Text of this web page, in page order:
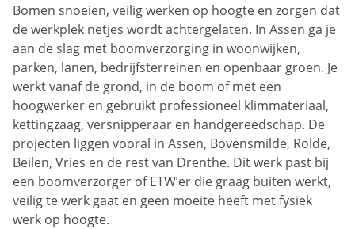
Bomen snoeien, veilig werken op hoogte en zorgen dat
de werkplek netjes wordt achtergelaten. In Assen ga je
aan de slag met boomverzorging in woonwijken,
parken, lanen, bedrijfsterreinen en openbaar groen. Je
werkt vanaf de grond, in de boom of met een
hoogwerker en gebruikt professioneel klimmateriaal,
kettingzaag, versnipperaar en handgereedschap. De
projecten liggen vooral in Assen, Bovensmilde, Rolde,
Beilen, Vries en de rest van Drenthe. Dit werk past bij
een boomverzorger of ETW’er die graag buiten werkt,
veilig te werk gaat en geen moeite heeft met fysiek
werk op hoogte.